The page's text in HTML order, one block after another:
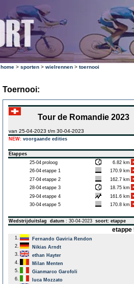
home > sporten > wielrennen > toernooi
Toernooi:
Tour de Romandie 2023
van 25-04-2023 t/m 30-04-2023
NEW: voorgaande edities
Etappes
25-04 proloog
6.82 km
26-04 etappe 1
170.9 km
27-04 etappe 2
162.7 km
28-04 etappe 3
18.75 km
29-04 etappe 4
161.6 km
30-04 etappe 5 170.8 km
Wedstrijduitslag datum : 30-04-2023 soort: etappe
etappe
1.
Fernando Gaviria Rendon
2.
Nikias Arndt
3.
ethan Hayter
4.
Milan Menten
5.
Gianmarco Garofoli
6.
luca Mozzato